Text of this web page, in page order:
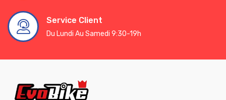
Service Client
Du Lundi Au Samedi 9:30-19h